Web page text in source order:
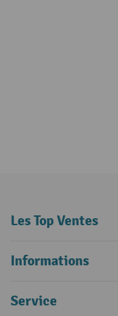
Les Top Ventes
Informations
Service